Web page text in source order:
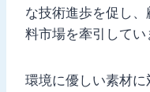
な技術進歩を促し
料市場を牽引してい
環境に優しい素材